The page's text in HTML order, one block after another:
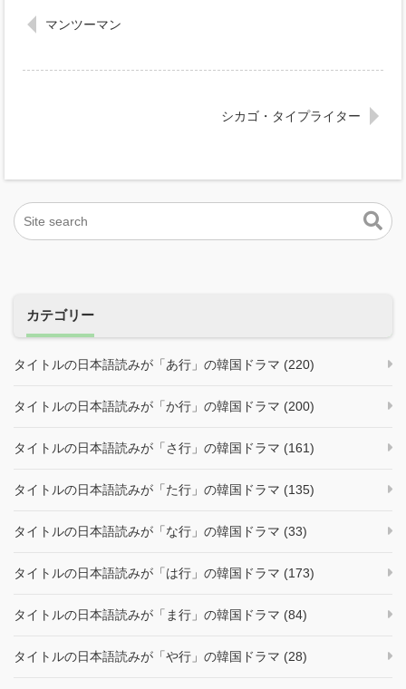
マンツーマン
シカゴ・タイプライター
カテゴリー
タイトルの日本語読みが「あ行」の韓国ドラマ (220)
タイトルの日本語読みが「か行」の韓国ドラマ (200)
タイトルの日本語読みが「さ行」の韓国ドラマ (161)
タイトルの日本語読みが「た行」の韓国ドラマ (135)
タイトルの日本語読みが「な行」の韓国ドラマ (33)
タイトルの日本語読みが「は行」の韓国ドラマ (173)
タイトルの日本語読みが「ま行」の韓国ドラマ (84)
タイトルの日本語読みが「や行」の韓国ドラマ (28)